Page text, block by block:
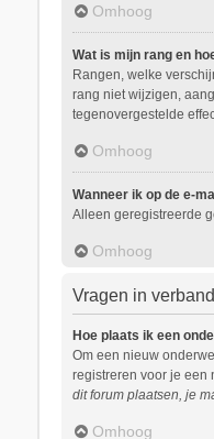
Omhoog
Wat is mijn rang en
Rangen, welke
rang niet wijzigen,
tegenovergestelde
Omhoog
Wanneer ik op de e-
Alleen geregistreerde
Omhoog
Vragen in
Hoe plaats ik een
Om een nieuw
registreren voor je een
dit forum plaatsen, je
Omhoog